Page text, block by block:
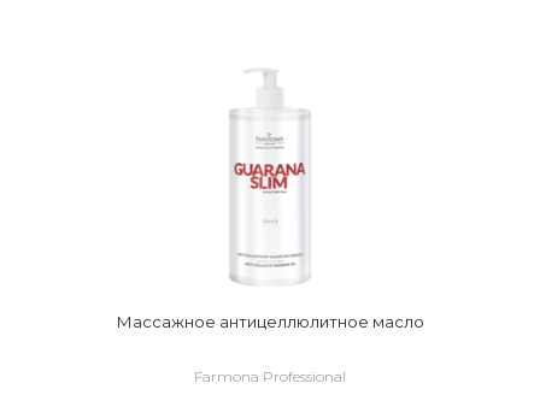
Массажное антицеллюлитное масло
Farmona Professional